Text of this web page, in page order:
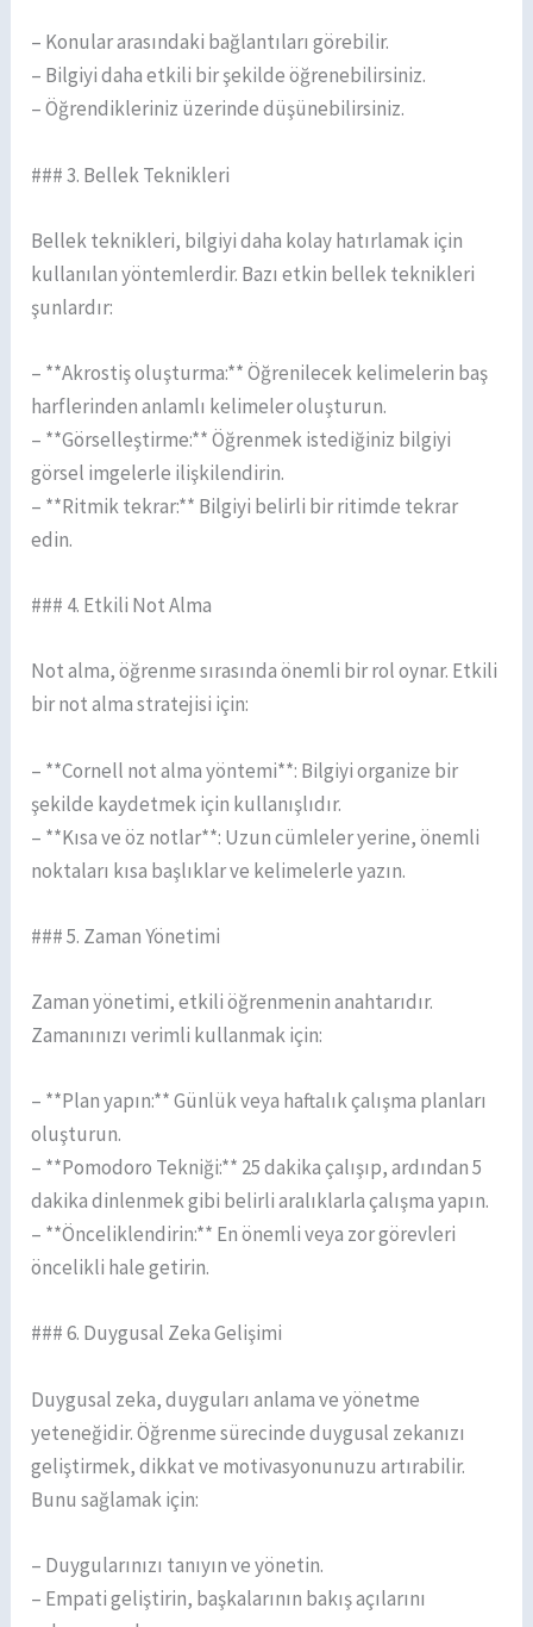
– Konular arasındaki bağlantıları görebilir.
– Bilgiyi daha etkili bir şekilde öğrenebilirsiniz.
– Öğrendikleriniz üzerinde düşünebilirsiniz.
### 3. Bellek Teknikleri
Bellek teknikleri, bilgiyi daha kolay hatırlamak için
kullanılan yöntemlerdir. Bazı etkin bellek teknikleri
şunlardır:
– **Akrostiş oluşturma:** Öğrenilecek kelimelerin baş
harflerinden anlamlı kelimeler oluşturun.
– **Görselleştirme:** Öğrenmek istediğiniz bilgiyi
görsel imgelerle ilişkilendirin.
– **Ritmik tekrar:** Bilgiyi belirli bir ritimde tekrar
edin.
### 4. Etkili Not Alma
Not alma, öğrenme sırasında önemli bir rol oynar. Etkili
bir not alma stratejisi için:
– **Cornell not alma yöntemi**: Bilgiyi organize bir
şekilde kaydetmek için kullanışlıdır.
– **Kısa ve öz notlar**: Uzun cümleler yerine, önemli
noktaları kısa başlıklar ve kelimelerle yazın.
### 5. Zaman Yönetimi
Zaman yönetimi, etkili öğrenmenin anahtarıdır.
Zamanınızı verimli kullanmak için:
– **Plan yapın:** Günlük veya haftalık çalışma planları
oluşturun.
– **Pomodoro Tekniği:** 25 dakika çalışıp, ardından 5
dakika dinlenmek gibi belirli aralıklarla çalışma yapın.
– **Önceliklendirin:** En önemli veya zor görevleri
öncelikli hale getirin.
### 6. Duygusal Zeka Gelişimi
Duygusal zeka, duyguları anlama ve yönetme
yeteneğidir. Öğrenme sürecinde duygusal zekanızı
geliştirmek, dikkat ve motivasyonunuzu artırabilir.
Bunu sağlamak için:
– Duygularınızı tanıyın ve yönetin.
– Empati geliştirin, başkalarının bakış açılarını